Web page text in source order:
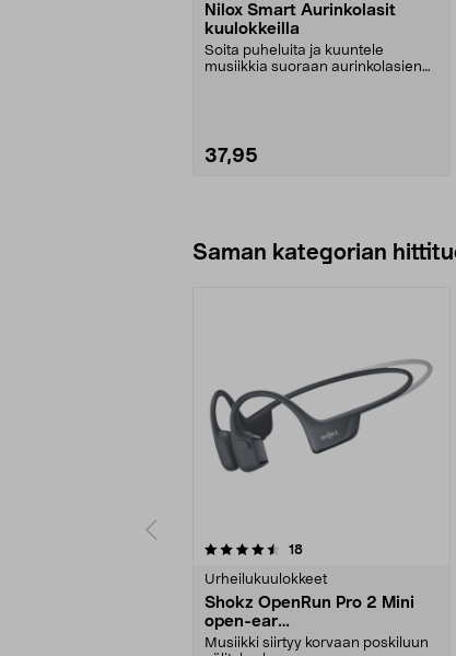
Nilox Smart Aurinkolasit
kuulokkeilla
Soita puheluita ja kuuntele
musiikkia suoraan aurinkolasien
37,95
Saman kategorian
18arvostelut
Urheilukuulokkeet
Shokz OpenRun Pro 2 Mini
open-ear
Luujohdekuulokkeet
Musiikki siirtyy korvaan poskiluun
4.0 viidestä